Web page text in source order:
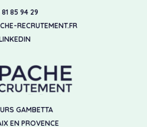
85 94 29
RECRUTEMENT.FR
GAMBETTA
EN PROVENCE